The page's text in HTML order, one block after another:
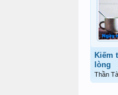
Kiếm
lòng
Thần